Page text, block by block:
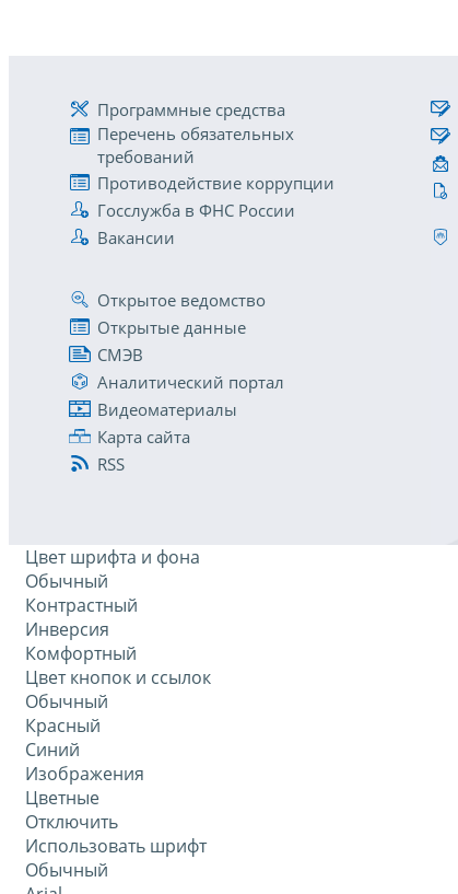
Программные средства
Перечень обязательных
требований
Противодействие коррупции
Госслужба в ФНС России
Вакансии
Открытое ведомство
Открытые данные
СМЭВ
Аналитический портал
Видеоматериалы
Карта сайта
RSS
Цвет шрифта и фона
Обычный
Контрастный
Инверсия
Комфортный
Цвет кнопок и ссылок
Обычный
Красный
Синий
Изображения
Цветные
Отключить
Использовать шрифт
Обычный